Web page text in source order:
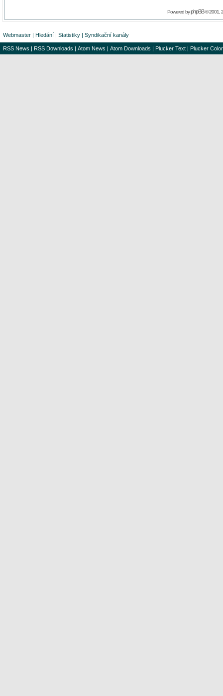
Powered byphpBB© 2001,
Webmaster | Hledání | Statistiky | Syndikační kanály
RSS News | RSS Downloads | Atom News | Atom Downloads | Plucker Text | Plucker Color